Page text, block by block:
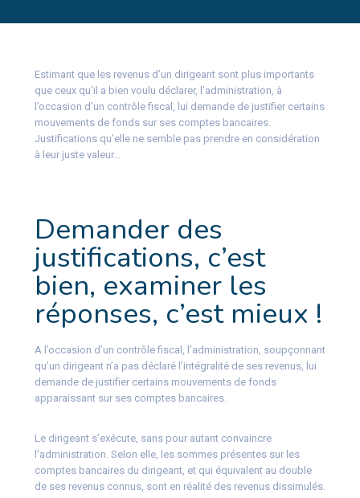
Estimant que les revenus d’un dirigeant sont plus importants
que ceux qu’il a bien voulu déclarer, l’administration, à
l’occasion d’un contrôle fiscal, lui demande de justifier certains
mouvements de fonds sur ses comptes bancaires.
Justifications qu’elle ne semble pas prendre en considération
à leur juste valeur…
Demander des
justifications, c’est
bien, examiner les
réponses, c’est mieux !
A l’occasion d’un contrôle fiscal, l’administration, soupçonnant
qu’un dirigeant n’a pas déclaré l’intégralité de ses revenus, lui
demande de justifier certains mouvements de fonds
apparaissant sur ses comptes bancaires.
Le dirigeant s’exécute, sans pour autant convaincre
l’administration. Selon elle, les sommes présentes sur les
comptes bancaires du dirigeant, et qui équivalent au double
de ses revenus connus, sont en réalité des revenus dissimulés.